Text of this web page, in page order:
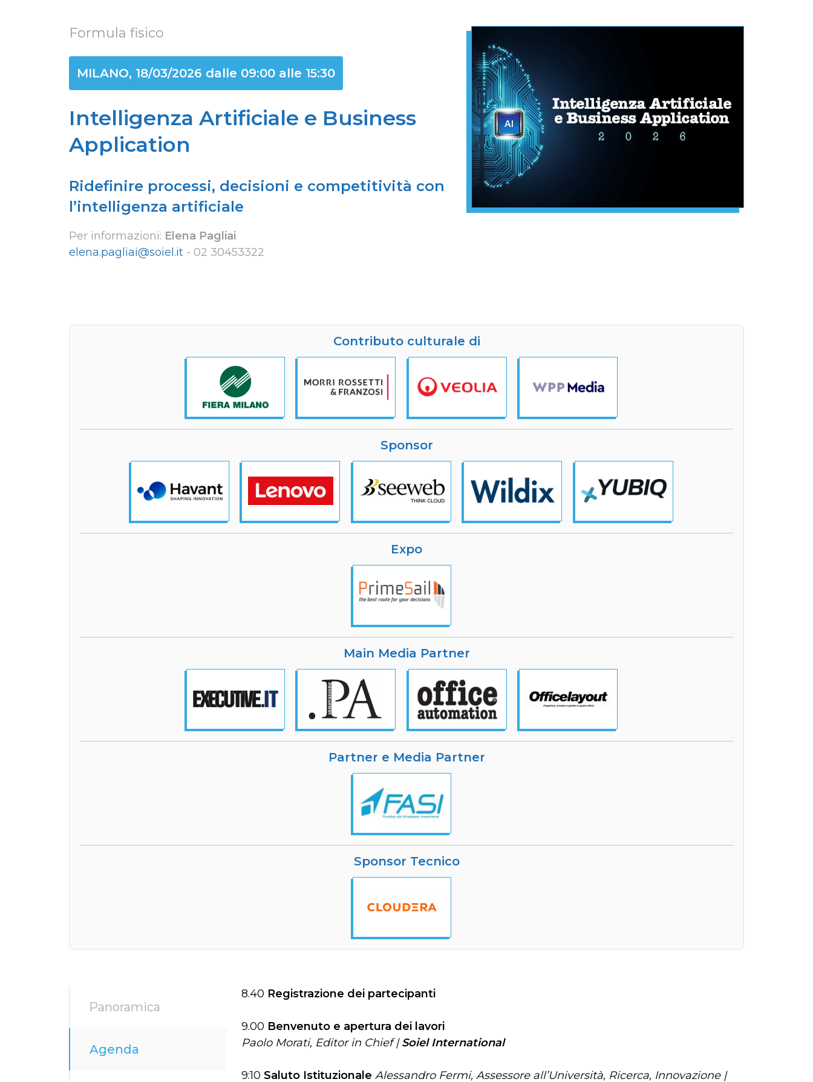
Formula fisico
MILANO, 18/03/2026 dalle 09:00 alle 15:30
Intelligenza Artificiale e Business
Application
Ridefinire processi, decisioni e competitività con
l’intelligenza artificiale
Per informazioni: Elena Pagliai
elena.pagliai@soiel.it - 02 30453322
Contributo culturale di
Sponsor
Expo
Main Media Partner
Partner e Media Partner
Sponsor Tecnico
Panoramica
Agenda
8.40 Registrazione dei partecipanti
9.00 Benvenuto e apertura dei lavori
Paolo Morati, Editor in Chief |Soiel International
9:10 Saluto Istituzionale Alessandro Fermi, Assessore all’Università, Ricerca, Innovazione |